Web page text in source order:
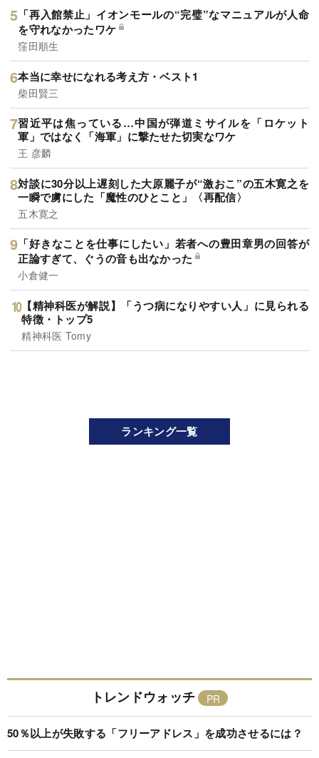
「再入館禁止」イオンモールの“完璧”なマニュアルが人命
を守れなかったワケ
窪田順生
本当に幸せになれる考え方・ベスト1
柴田賢三
習近平は焦っている…中国が弾道ミサイルを「ロケット
軍」ではなく「海軍」に撃たせた切実なワケ
王 彦麟
対談に30分以上遅刻した大原麗子が“激おこ”の五木寛之を
一瞬で虜にした「魔性のひとこと」〈再配信〉
五木寛之
「好きなことを仕事にしたい」若者への豊田章男の回答が
正論すぎて、ぐうの音も出なかった
小倉健一
【精神科医が解説】「うつ病になりやすい人」に見られる
特徴・トップ5
精神科医 Tomy
ランキング一覧
トレンドウォッチ
50％以上が失敗する「フリーアドレス」を成功させるには？